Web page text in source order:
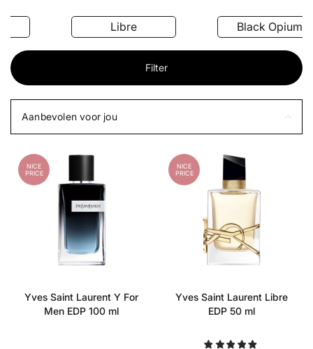
Black Opium
Filter
Aanbevolen voor jou
NICE
PRICE
Yves Saint Laurent Y For
Men EDP 100 ml
NICE
PRICE
Yves Saint Laurent Libre
EDP 50 ml